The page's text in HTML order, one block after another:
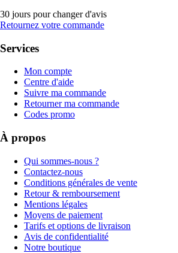
30 jours pour changer d'avis
Retournez votre commande
Services
Mon compte
Centre d'aide
Suivre ma commande
Retourner ma commande
Codes promo
À propos
Qui sommes-nous ?
Contactez-nous
Conditions générales de vente
Retour & remboursement
Mentions légales
Moyens de paiement
Tarifs et options de livraison
Avis de confidentialité
Notre boutique